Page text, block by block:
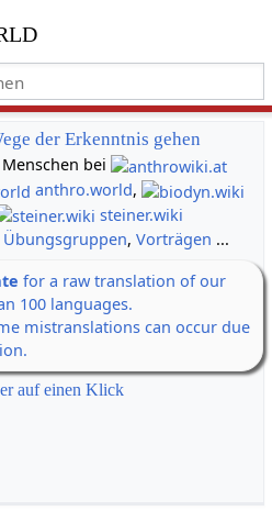
der Erkenntnis gehen
bei
anthro.world,
steiner.wiki
Übungsgruppen, Vorträgen ...
for a raw translation of our
100 languages.
mistranslations can occur due
auf einen Klick